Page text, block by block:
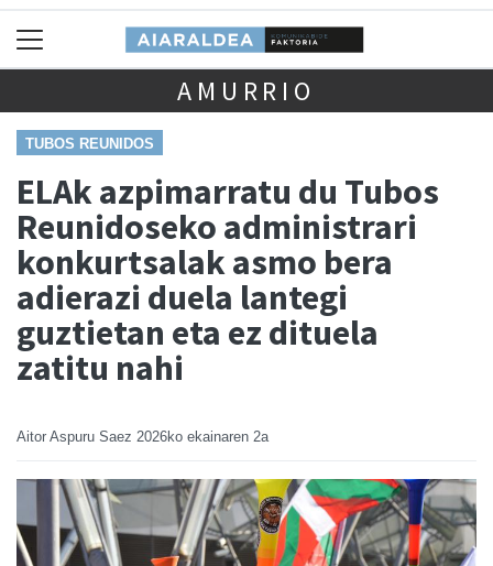
AMURRIO
TUBOS REUNIDOS
ELAk azpimarratu du Tubos
Reunidoseko administrari
konkurtsalak asmo bera
adierazi duela lantegi
guztietan eta ez dituela
zatitu nahi
Aitor Aspuru Saez 2026ko ekainaren 2a